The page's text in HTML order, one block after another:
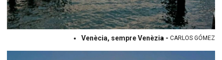
Venècia, sempre Venèzia - CARLOS GÓMEZ